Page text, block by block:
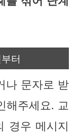
터
나 문자로 받
해주세요. 교
경우 메시지